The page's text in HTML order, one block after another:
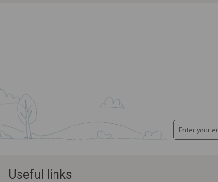
Useful links